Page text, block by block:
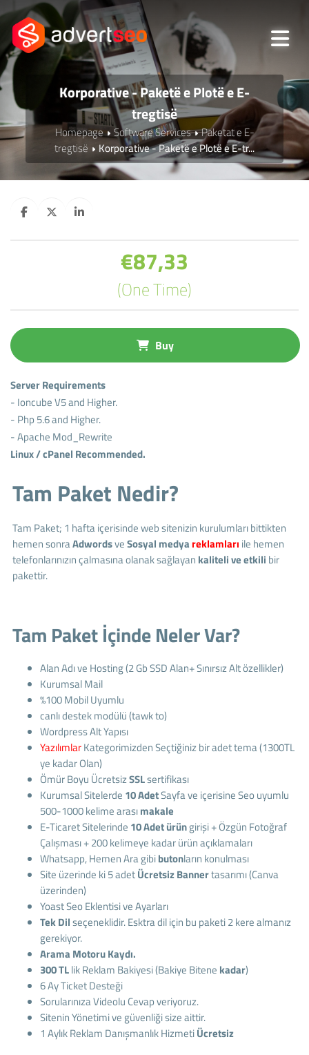
Korporative - Paketë e Plotë e E-
tregtisë
Homepage Software Services
Paketat e E-
tregtisë
Korporative - Paketë e Plotë e E-tr...
€87,33
(One Time)
Buy
Server Requirements
- Ioncube V5 and Higher.
- Php 5.6 and Higher.
- Apache Mod_Rewrite
Linux / cPanel Recommended.
Tam Paket Nedir?
Tam Paket; 1 hafta içerisinde web sitenizin kurulumları bittikten
hemen sonraAdwordsveSosyal medya reklamları ile hemen
telefonlarınızın çalmasına olanak sağlayan kaliteli ve etkili bir
pakettir.
Tam Paket İçinde Neler Var?
Alan Adı ve Hosting (2 Gb SSD Alan+ Sınırsız Alt özellikler)
Kurumsal Mail
%100 Mobil Uyumlu
canlı destek modülü (tawk to)
Wordpress Alt Yapısı
YazılımlarKategorimizden Seçtiğiniz bir adet tema (1300TL
ye kadar Olan)
Ömür Boyu ÜcretsizSSLsertifikası
Kurumsal Sitelerde 10 AdetSayfa ve içerisine Seo uyumlu
500-1000 kelime arasımakale
E-Ticaret Sitelerinde 10 Adet ürüngirişi + Özgün Fotoğraf
Çalışması + 200 kelimeye kadar ürün açıklamaları
Whatsapp, Hemen Ara gibibutonların konulması
Site üzerinde ki 5 adetÜcretsiz Bannertasarımı (Canva
üzerinden)
Yoast Seo Eklentisi ve Ayarları
Tek Dilseçeneklidir. Esktra dil için bu paketi 2 kere almanız
gerekiyor.
Arama Motoru Kaydı.
300 TLlik Reklam Bakiyesi (Bakiye Bitene kadar)
6 Ay Ticket Desteği
Sorularınıza Videolu Cevap veriyoruz.
Sitenin Yönetimi ve güvenliği size aittir.
1 Aylık Reklam Danışmanlık HizmetiÜcretsiz